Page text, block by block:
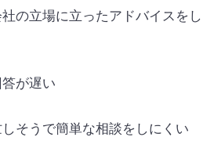
社の立場に立ったアドバイスをし
答が遅い
しそうで簡単な相談をしにくい